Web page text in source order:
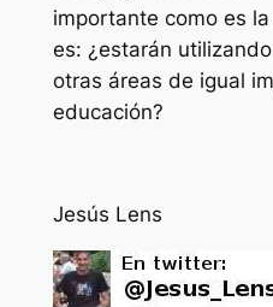
importante como es
es: ¿estarán
otras áreas de igual
educación?
Jesús Lens